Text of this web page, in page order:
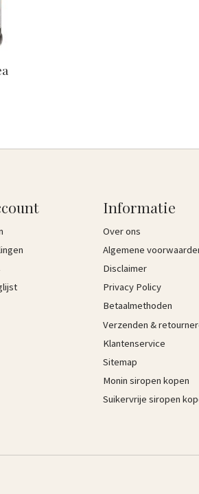
Informatie
Over ons
Algemene
Disclaimer
Privacy Policy
Betaalmethoden
Verzenden &
Klantenservice
Sitemap
Monin siropen kopen
Suikervrije siropen